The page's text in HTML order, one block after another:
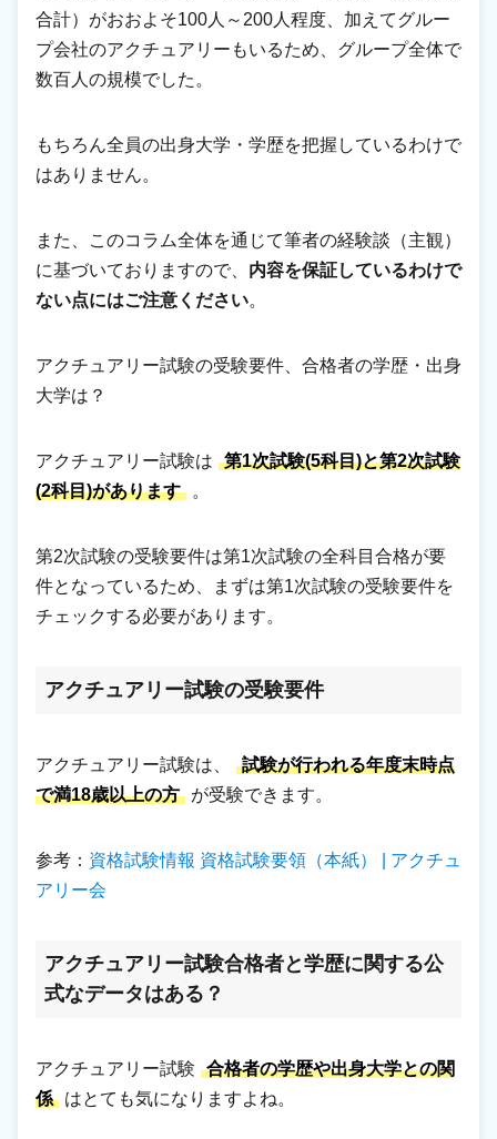
合計）がおおよそ100人～200人程度、加えてグルー
プ会社のアクチュアリーもいるため、グループ全体で
数百人の規模でした。
もちろん全員の出身大学・学歴を把握しているわけで
はありません。
また、このコラム全体を通じて筆者の経験談（主観）
に基づいておりますので、 内容を保証しているわけで
ない点にはご注意ください。
アクチュアリー試験の受験要件、合格者の学歴・出身
大学は？
アクチュアリー試験は
第1次試験(5科目)と第2次試験
(2科目)があります
。
第2次試験の受験要件は第1次試験の全科目合格が要
件となっているため、まずは第1次試験の受験要件を
チェックする必要があります。
アクチュアリー試験の受験要件
アクチュアリー試験は、
試験が行われる年度末時点
で満18歳以上の方
が受験できます。
参考： 資格試験情報 資格試験要領（本紙） | アクチュ
アリー会
アクチュアリー試験合格者と学歴に関する公
式なデータはある？
アクチュアリー試験
合格者の学歴や出身大学との関
係
はとても気になりますよね。